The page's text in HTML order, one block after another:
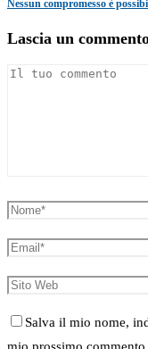
Nessun compromesso è
Lascia un
Salva il mio nome,
mio prossimo commento.